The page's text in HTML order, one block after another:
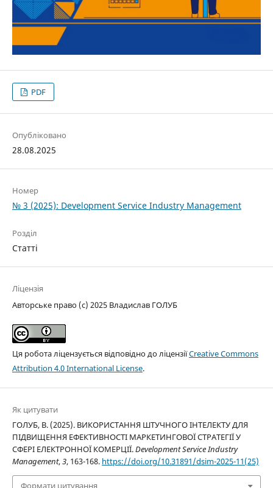
PDF
Опубліковано
28.08.2025
Номер
№ 3 (2025): Development Service Industry Management
Розділ
Статті
Ліцензія
Авторське право (c) 2025 Владислав ГОЛУБ
Ця робота ліцензується відповідно до ліцензіїCreative Commons
Attribution 4.0 International License.
Як цитувати
ГОЛУБ, В. (2025). ВИКОРИСТАННЯ ШТУЧНОГО ІНТЕЛЕКТУ ДЛЯ
ПІДВИЩЕННЯ ЕФЕКТИВНОСТІ МАРКЕТИНГОВОЇ СТРАТЕГІЇ У
СФЕРІ ЕЛЕКТРОННОЇ КОМЕРЦІЇ.Development Service Industry
Management,3, 163-168. https://doi.org/10.31891/dsim-2025-11(25)
Формати цитування